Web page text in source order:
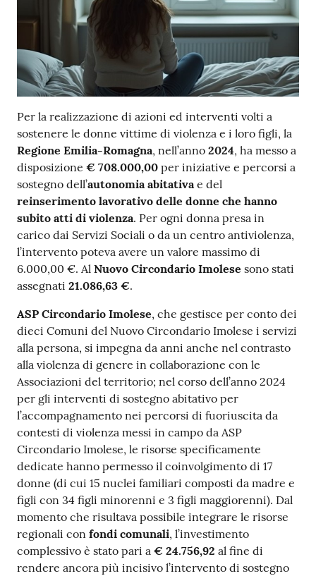
Per la realizzazione di azioni ed interventi volti a
sostenere le donne vittime di violenza e i loro figli, la
Regione Emilia-Romagna, nell’anno 2024, ha messo a
disposizione € 708.000,00 per iniziative e percorsi a
sostegno dell’autonomia abitativa e del
reinserimento lavorativo delle donne che hanno
subito atti di violenza. Per ogni donna presa in
carico dai Servizi Sociali o da un centro antiviolenza,
l’intervento poteva avere un valore massimo di
6.000,00 €. Al Nuovo Circondario Imolese sono stati
assegnati 21.086,63 €.
ASP Circondario Imolese, che gestisce per conto dei
dieci Comuni del Nuovo Circondario Imolese i servizi
alla persona, si impegna da anni anche nel contrasto
alla violenza di genere in collaborazione con le
Associazioni del territorio; nel corso dell’anno 2024
per gli interventi di sostegno abitativo per
l’accompagnamento nei percorsi di fuoriuscita da
contesti di violenza messi in campo da ASP
Circondario Imolese, le risorse specificamente
dedicate hanno permesso il coinvolgimento di 17
donne (di cui 15 nuclei familiari composti da madre e
figli con 34 figli minorenni e 3 figli maggiorenni). Dal
momento che risultava possibile integrare le risorse
regionali con fondi comunali, l’investimento
complessivo è stato pari a € 24.756,92 al fine di
rendere ancora più incisivo l’intervento di sostegno